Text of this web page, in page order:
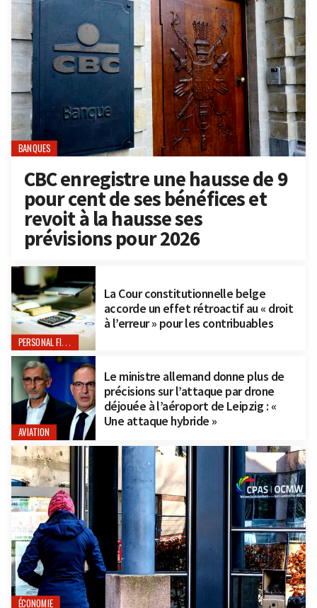
BANQUES
CBC enregistre une hausse de 9
pour cent de ses bénéfices et
revoit à la hausse ses
prévisions pour 2026
PERSONAL FINANCE
La Cour constitutionnelle belge
accorde un effet rétroactif au « droit
à l’erreur » pour les contribuables
AVIATION
Le ministre allemand donne plus de
précisions sur l’attaque par drone
déjouée à l’aéroport de Leipzig : «
Une attaque hybride »
ÉCONOMIE